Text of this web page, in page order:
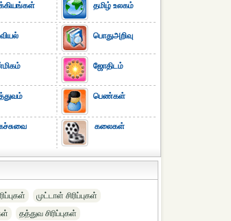
தமிழ் உலகம்
பொதுஅறிவு
ஜோதிடம்
பெண்கள்
கலைகள்
முட்டாள் சிரிப்புகள்
தத்துவ சிரிப்புகள்